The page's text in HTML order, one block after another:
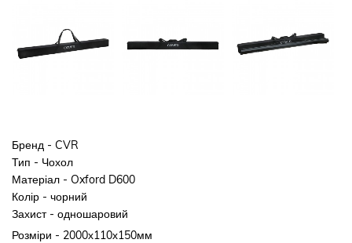
Бренд - CVR
Тип - Чохол
Матеріал - Oxford D600
Колір - чорний
Захист - одношаровий
Розміри - 2000х110х150мм